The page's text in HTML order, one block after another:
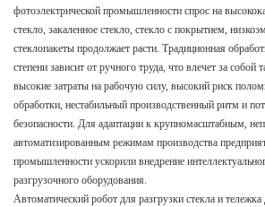
фотоэлектрической промышленности спрос на
стекло, закаленное стекло, стекло с покрытием,
стеклопакеты продолжает расти. Традиционная
степени зависит от ручного труда, что влечет за собой
высокие затраты на рабочую силу, высокий риск
обработки, нестабильный производственный ритм и
безопасности. Для адаптации к крупномасштабным,
автоматизированным режимам производства
промышленности ускорили внедрение
разгрузочного оборудования.
Автоматический робот для разгрузки стекла и